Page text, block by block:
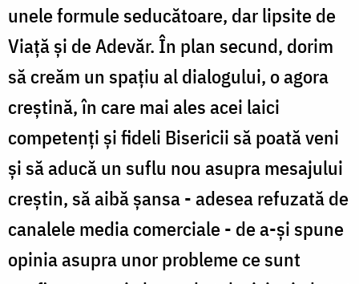
unele formule seducătoare, dar lipsite de
Viaţă şi de Adevăr. În plan secund, dorim
să creăm un spaţiu al dialogului, o agora
creştină, în care mai ales acei laici
competenţi şi fideli Bisericii să poată veni
şi să aducă un suflu nou asupra mesajului
creştin, să aibă şansa - adesea refuzată de
canalele media comerciale - de a-şi spune
opinia asupra unor probleme ce sunt